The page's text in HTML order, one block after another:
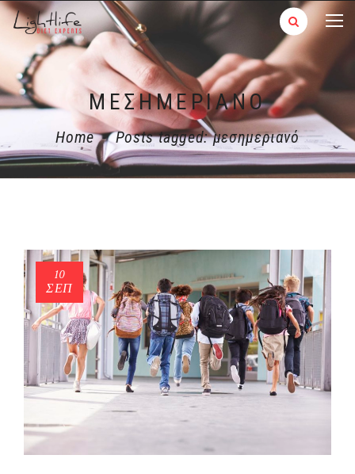
ΜΕΣΗΜΕΡΙΑΝΌ
Home - Posts tagged: μεσημεριανό
10
ΣΕΠ